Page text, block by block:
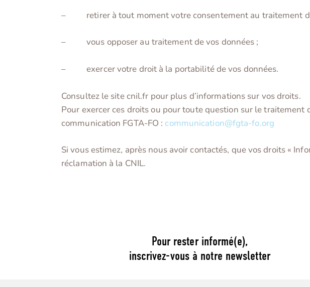
– retirer à tout moment votre consentement au traitement
– vous opposer au traitement de vos données ;
– exercer votre droit à la portabilité de vos données.
Consultez le site cnil.fr pour plus d’informations sur vos droits.
Pour exercer ces droits ou pour toute question sur le
communication FGTA-FO : communication@fgta-fo.org
Si vous estimez, après nous avoir contactés, que vos droits «
réclamation à la CNIL.
Pour rester informé(e),
inscrivez-vous à notre newsletter